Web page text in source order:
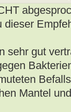
sehr gut
Mantel